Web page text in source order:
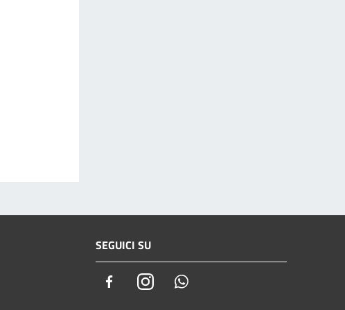
SEGUICI SU
FacebookInstagram